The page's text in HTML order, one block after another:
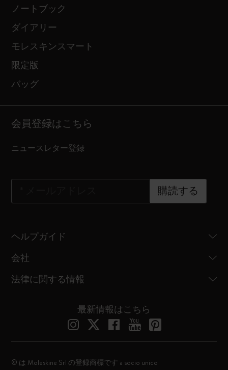
ノートブック
ダイアリー
モレスキンスマート
限定版
バッグ
会員登録はこちら
ニュースレター登録
購読する
ヘルプガイド
会社
法律に関する情報
最新情報はこちら
© は Moleskine Srl の登録商標です a socio unico